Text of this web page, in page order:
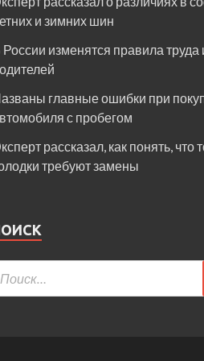
и зимних шин
России изменятся правила труда
главные ошибки при
с пробегом
рассказал, как понять, что
требуют замены